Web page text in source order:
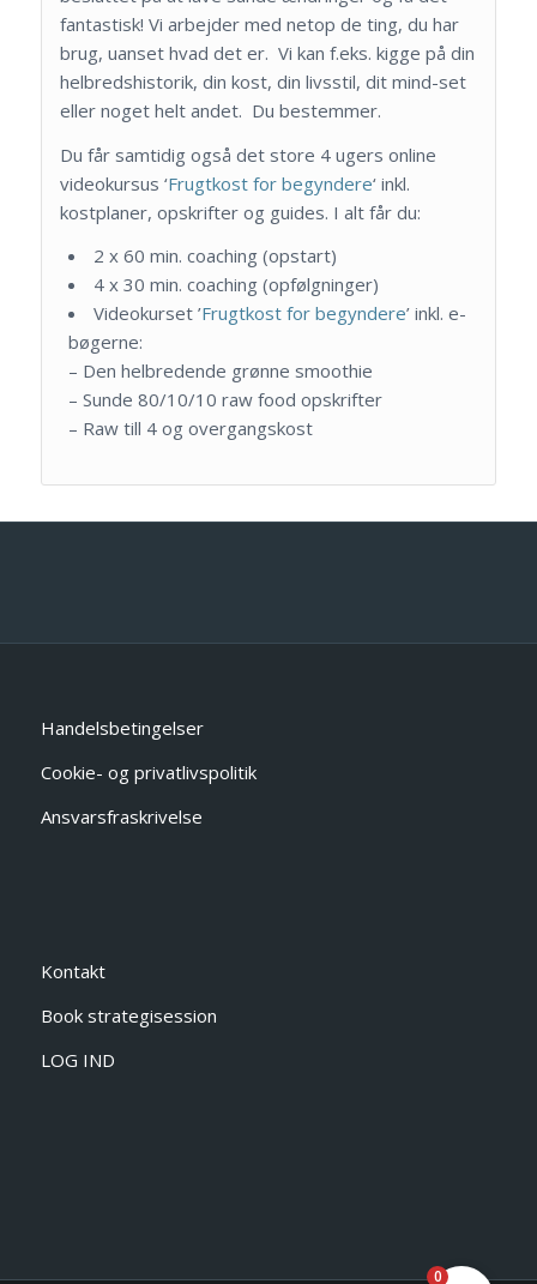
fantastisk! Vi arbejder med netop de ting, du har
brug, uanset hvad det er. Vi kan f.eks. kigge på din
helbredshistorik, din kost, din livsstil, dit mind-set
eller noget helt andet. Du bestemmer.
Du får samtidig også det store 4 ugers online
videokursus ‘Frugtkost for begyndere‘ inkl.
kostplaner, opskrifter og guides. I alt får du:
2 x 60 min. coaching (opstart)
4 x 30 min. coaching (opfølgninger)
Videokurset ’Frugtkost for begyndere’ inkl. e-
bøgerne:
– Den helbredende grønne smoothie
– Sunde 80/10/10 raw food opskrifter
– Raw till 4 og overgangskost
Handelsbetingelser
Cookie- og privatlivspolitik
Ansvarsfraskrivelse
Kontakt
Book strategisession
LOG IND
0